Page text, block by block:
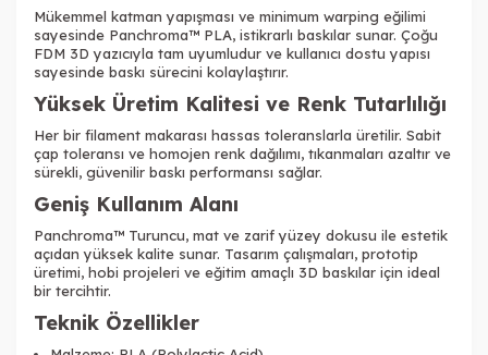
Tükendi
Tükendi
Tükendi
Mükemmel katman yapışması ve minimum warping eğilimi
sayesinde Panchroma™ PLA, istikrarlı baskılar sunar. Çoğu
FDM 3D yazıcıyla tam uyumludur ve kullanıcı dostu yapısı
sayesinde baskı sürecini kolaylaştırır.
Yüksek Üretim Kalitesi ve Renk Tutarlılığı
Her bir filament makarası hassas toleranslarla üretilir. Sabit
çap toleransı ve homojen renk dağılımı, tıkanmaları azaltır ve
sürekli, güvenilir baskı performansı sağlar.
Geniş Kullanım Alanı
Panchroma™ Turuncu, mat ve zarif yüzey dokusu ile estetik
açıdan yüksek kalite sunar. Tasarım çalışmaları, prototip
üretimi, hobi projeleri ve eğitim amaçlı 3D baskılar için ideal
bir tercihtir.
Teknik Özellikler